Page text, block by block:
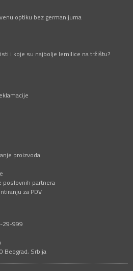
optiku bez germanijuma
i koje su najbolje lemilice na tržištu?
proizvoda
poslovnih partnera
za PDV
29-999
Beograd, Srbija